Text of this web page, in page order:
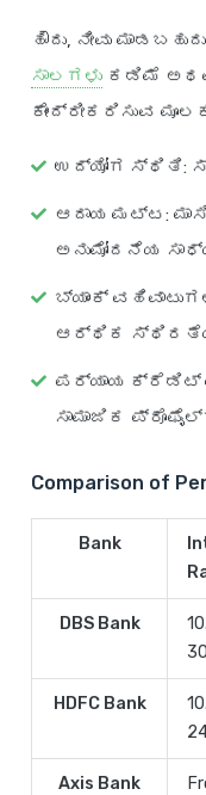
ಹೌದು, ನೀವು
ಸಾಲಗಳು ಕಡಿಮೆ
ಕೇಂದ್ರೀಕರಿಸುವ
ಉದ್ಯೋಗ ಸ್ಥಿತಿ:
ಆದಾಯ ಮಟ್ಟ:
ಅನುಮೋದನೆಯ
ಬ್ಯಾಂಕ್
ಆರ್ಥಿಕ
ಪರ್ಯಾಯ ಕ್ರೆಡಿಟ್
ಸಾಮಾಜಿಕ
Comparison of
Bank
DBS Bank
HDFC Bank
Axis Bank